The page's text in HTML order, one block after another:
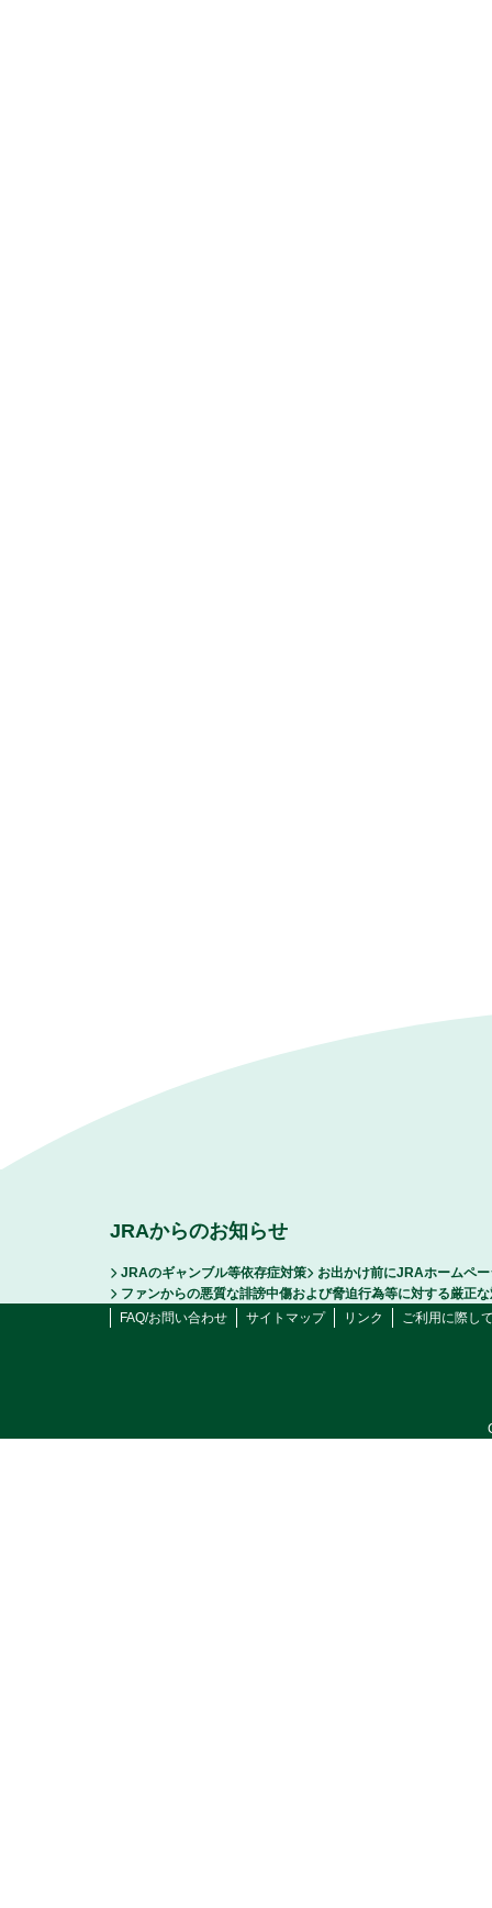
JRAからのお知らせ
JRAのギャンブル等依存症対策
お出かけ前にJRAホームペ
ファンからの悪質な誹謗中傷および脅迫行為等に対する厳正
FAQ/お問い合わせ
サイトマップ リンク ご利用に際し